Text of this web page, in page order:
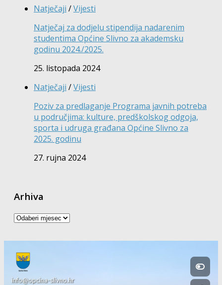
Natječaji /Vijesti
Natječaj za dodjelu stipendija nadarenim
studentima Općine Slivno za akademsku
godinu 2024./2025.
25. listopada 2024
Natječaji /Vijesti
Poziv za predlaganje Programa javnih potreba
u područjima: kulture, predškolskog odgoja,
sporta i udruga građana Općine Slivno za
2025. godinu
27. rujna 2024
Arhiva
Arhiva